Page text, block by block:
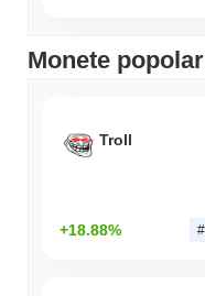
Monete
Troll
+18.88%